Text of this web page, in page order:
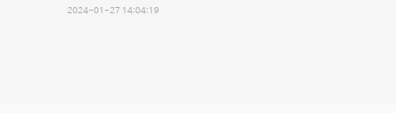
2024-01-27 14:04:19